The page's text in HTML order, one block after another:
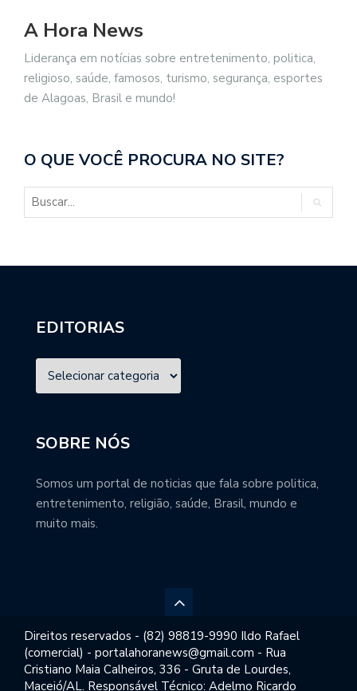
A Hora News
Liderança em notícias sobre entretenimento, politica,
religioso, saúde, famosos, turismo, segurança, esportes
de Alagoas, Brasil e mundo!
O QUE VOCÊ PROCURA NO SITE?
EDITORIAS
SOBRE NÓS
Somos um portal de noticias que fala sobre politica,
entretenimento, religião, saúde, Brasil, mundo e
muito mais.
Direitos reservados - (82) 98819-9990 Ildo Rafael
(comercial) - portalahoranews@gmail.com - Rua
Cristiano Maia Calheiros, 336 - Gruta de Lourdes,
Maceió/AL. Responsável Técnico: Adelmo Ricardo